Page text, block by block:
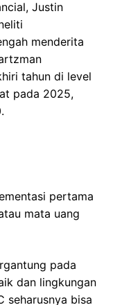
Justin
menderita
tahun di level
pada 2025,
pertama
mata uang
pada
dan lingkungan
seharusnya bisa